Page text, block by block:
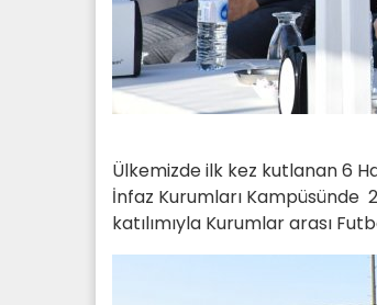
Ülkemizde ilk kez kutlanan 6
İnfaz Kurumları Kampüsünde
katılımıyla Kurumlar arası